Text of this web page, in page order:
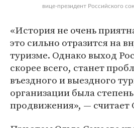
вице-президент Российского
«История не очень
это сильно отразится на
туризме. Однако выход
скорее всего, станет
въездного и выездного
организации была
продвижения», — считает